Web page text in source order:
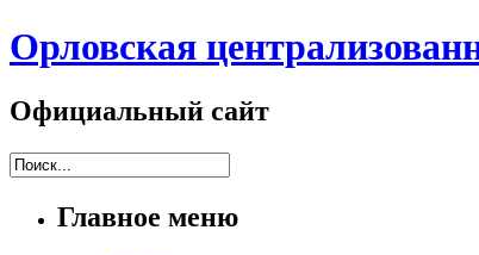
Орловская
Официальный сайт
Главное меню